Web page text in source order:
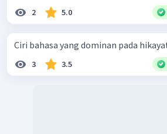
2 5.0
Ciri bahasa yang dominan pada
3 3.5